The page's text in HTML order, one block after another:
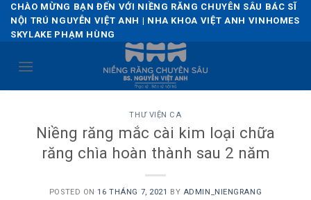
Skip
content
CHÀO MỪNG BẠN ĐẾN VỚI NIỀNG RĂNG CHUYÊN SÂU BÁC SĨ
NỘI TRÚ NGUYỄN VIỆT ANH | NHA KHOA VIỆT ANH VINHOMES
SKYLAKE PHẠM HÙNG
THƯ VIỆN CA
Niềng răng mắc cài kim loại chữa
răng chìa hoàn thành sau 2 năm
POSTED ON16 THÁNG 7, 2021 BY ADMIN_NIENGRANG